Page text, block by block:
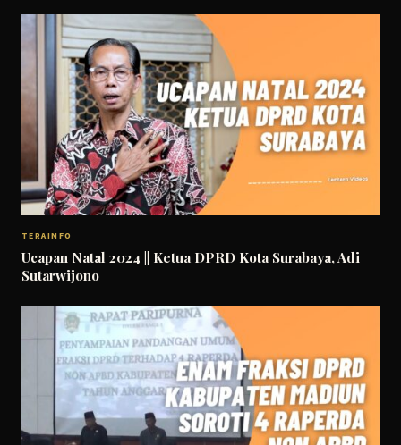
TERAINFO
Ucapan Natal 2024 || Ketua DPRD Kota Surabaya, Adi
Sutarwijono